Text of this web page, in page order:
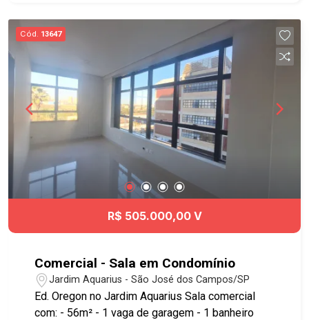
Cód. 13647
R$ 505.000,00 V
Comercial - Sala em Condomínio
Jardim Aquarius - São José dos Campos/SP
Ed. Oregon no Jardim Aquarius Sala comercial
com: - 56m² - 1 vaga de garagem - 1 banheiro